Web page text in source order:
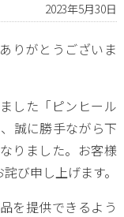
2023年5月30日
りがとうございま
した「ピンヒール
誠に勝手ながら下
りました。お客様
び申し上げます。
を提供できるよう